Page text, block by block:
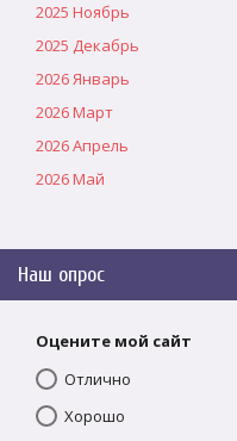
2025 Ноябрь
2025 Декабрь
2026 Январь
2026 Март
2026 Апрель
2026 Май
Наш опрос
Оцените мой сайт
Отлично
Хорошо